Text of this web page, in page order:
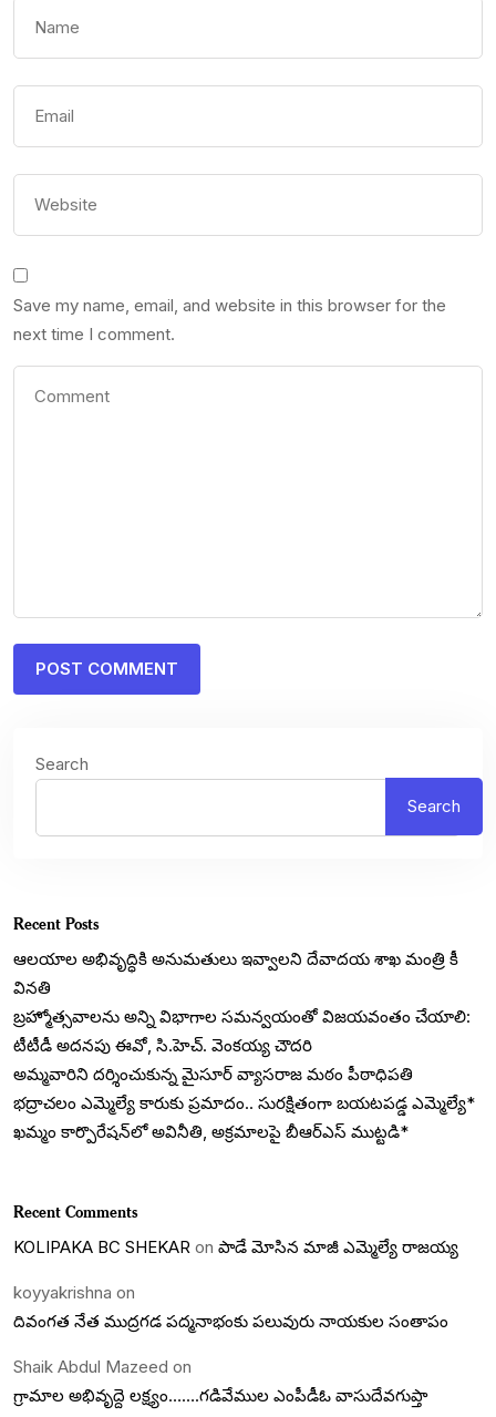
Save my name, email, and website in this browser for the
next time I comment.
Search
Search
Recent Posts
ఆలయాల అభివృద్ధికి అనుమతులు ఇవ్వాలని దేవాదయ శాఖ మంత్రి కీ
వినతి
బ్రహ్మోత్సవాలను అన్ని విభాగాల సమన్వయంతో విజయవంతం చేయాలి:
టీటీడీ అదనపు ఈవో, సి.హెచ్. వెంకయ్య చౌదరి
అమ్మవారిని దర్శించుకున్న మైసూర్ వ్యాసరాజ మఠం పీఠాధిపతి
భద్రాచలం ఎమ్మెల్యే కారుకు ప్రమాదం.. సురక్షితంగా బయటపడ్డ ఎమ్మెల్యే*
ఖమ్మం కార్పొరేషన్‌లో అవినీతి, అక్రమాలపై బీఆర్ఎస్ ముట్టడి*
Recent Comments
KOLIPAKA BC SHEKAR on పాడే మోసిన మాజీ ఎమ్మెల్యే రాజయ్య
koyyakrishna on
దివంగత నేత ముద్రగడ పద్మనాభంకు పలువురు నాయకుల సంతాపం
Shaik Abdul Mazeed on
గ్రామాల అభివృద్దె లక్ష్యం…….గడివేముల ఎంపీడీఓ వాసుదేవగుప్తా